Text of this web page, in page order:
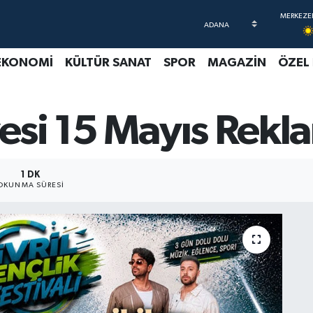
KÜLTÜR SANAT SPOR MAGAZİN ÖZEL
15 Mayıs
1 DK
SÜRESI